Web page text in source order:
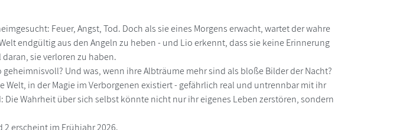
Feuer, Angst, Tod. Doch als sie eines Morgens erwacht, wartet der wahre
endgültig aus den Angeln zu heben - und Lio erkennt, dass sie keine Erinnerung
sie verloren zu haben.
Und was, wenn ihre Albträume mehr sind als bloße Bilder der Nacht?
Welt, in der Magie im Verborgenen existiert - gefährlich real und untrennbar mit ihr
Wahrheit über sich selbst könnte nicht nur ihr eigenes Leben zerstören, sondern
2 erscheint im Frühjahr 2026.